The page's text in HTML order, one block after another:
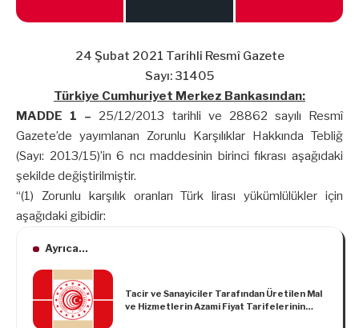
24 Şubat 2021 Tarihli Resmî Gazete
Sayı: 31405
Türkiye Cumhuriyet Merkez Bankasından:
MADDE 1 – 25/12/2013 tarihli ve 28862 sayılı Resmî
Gazete’de yayımlanan Zorunlu Karşılıklar Hakkında Tebliğ
(Sayı: 2013/15)’in 6 ncı maddesinin birinci fıkrası aşağıdaki
şekilde değiştirilmiştir.
“(1) Zorunlu karşılık oranları Türk lirası yükümlülükler için
aşağıdaki gibidir:
Ayrıca...
Tacir ve Sanayiciler Tarafından Üretilen Mal
ve Hizmetlerin Azami Fiyat Tarifelerinin